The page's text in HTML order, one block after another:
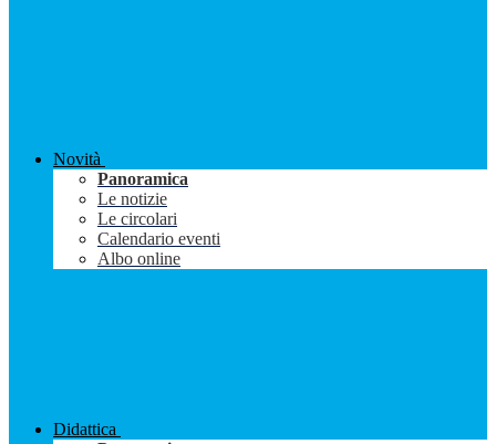
Novità
Panoramica
Le notizie
Le circolari
Calendario eventi
Albo online
Didattica